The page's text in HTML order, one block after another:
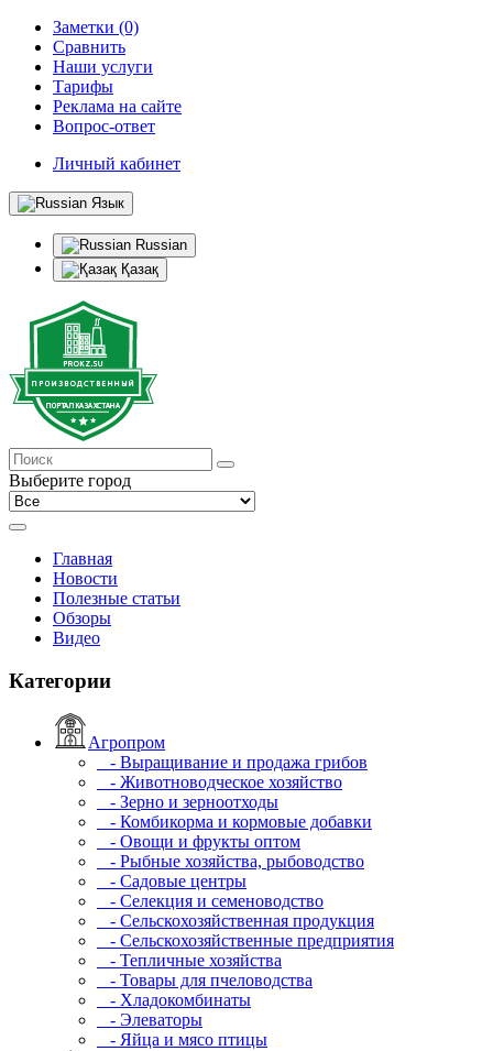
Заметки (0)
Сравнить
Наши услуги
Тарифы
Реклама на сайте
Вопрос-ответ
Личный кабинет
Язык
Russian
Қазақ
Выберите город
Главная
Новости
Полезные статьи
Обзоры
Видео
Категории
Агропром
- Выращивание и продажа грибов
- Животноводческое хозяйство
- Зерно и зерноотходы
- Комбикорма и кормовые добавки
- Овощи и фрукты оптом
- Рыбные хозяйства, рыбоводство
- Садовые центры
- Селекция и семеноводство
- Сельскохозяйственная продукция
- Сельскохозяйственные предприятия
- Тепличные хозяйства
- Товары для пчеловодства
- Хладокомбинаты
- Элеваторы
- Яйца и мясо птицы